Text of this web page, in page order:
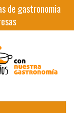
de gastronomia